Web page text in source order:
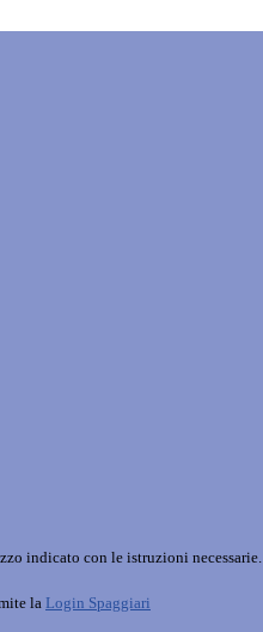
indicato con le istruzioni necessarie.
la Login Spaggiari